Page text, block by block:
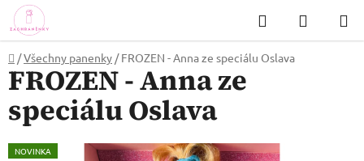
Přejít
na
obsah
Hledat
KOŠÍK
Domů
/Všechny panenky / FROZEN - Anna ze speciálu Oslava
FROZEN - Anna ze
speciálu Oslava
NOVINKA